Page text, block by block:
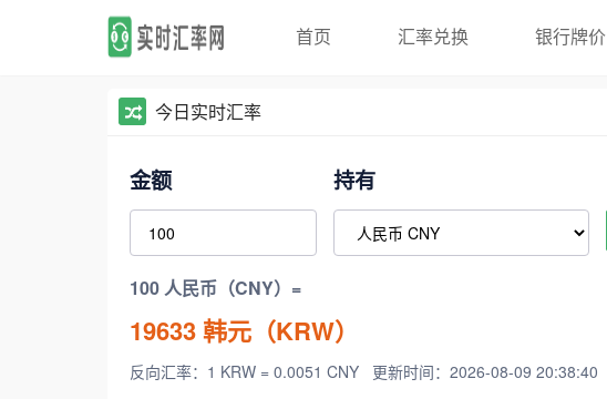
首页 汇率兑换 银行牌价
今日实时汇率
金额 持有
100 人民币（CNY）=
19633韩元（KRW）
反向汇率：1 KRW = 0.0051 CNY 更新时间：2026-08-09 20:38:40